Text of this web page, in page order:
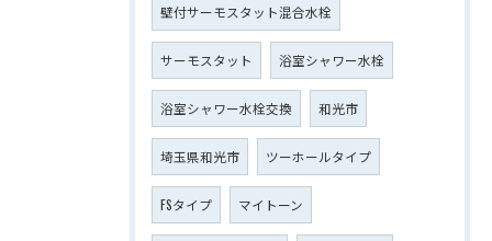
壁付サーモスタット混合水栓
サーモスタット 浴室シャワー水栓
浴室シャワー水栓交換 和光市
埼玉県和光市 ツーホールタイプ
FSタイプ マイトーン